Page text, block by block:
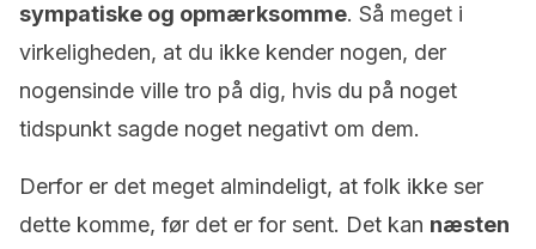
sympatiske og opmærksomme. Så meget i
virkeligheden, at du ikke kender nogen, der
nogensinde ville tro på dig, hvis du på noget
tidspunkt sagde noget negativt om dem.
Derfor er det meget almindeligt, at folk ikke ser
dette komme, før det er for sent. Det kan næsten